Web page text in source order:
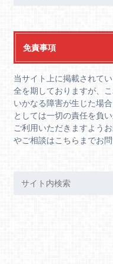
免責事項
当サイト上に掲載されて
全を期しておりますが、
いかなる障害が生じた場
としては一切の責任を負
ご利用いただきますよう
やご相談はこちら までお